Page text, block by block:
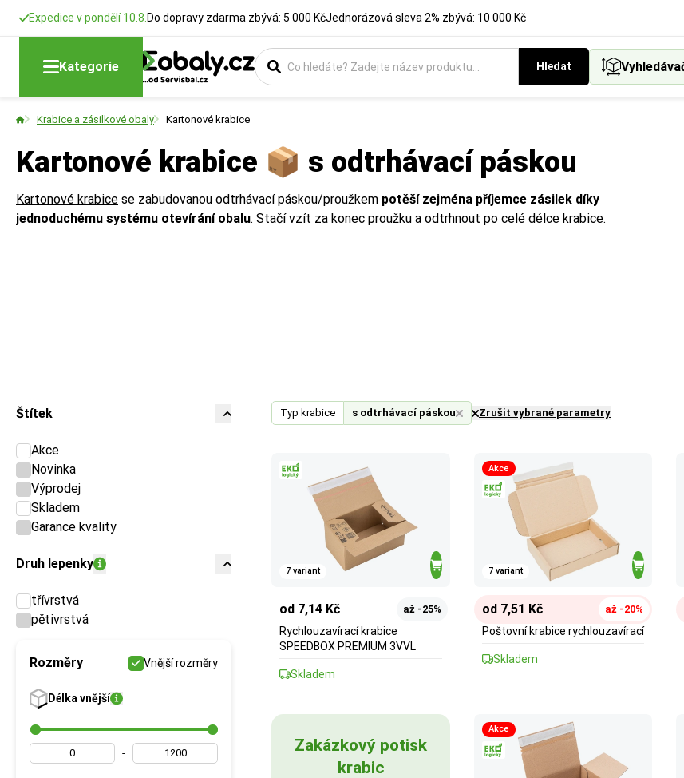
Expedice v pondělí 10.8. Do dopravy zdarma zbývá: 5 000 KčJednorázová sleva 2% zbývá: 10 000 Kč
Kategorie Hledat
Krabice a zásilkové obaly Kartonové krabice
Kartonové krabice 📦 s odtrhávací páskou
Kartonové krabice se zabudovanou odtrhávací páskou/proužkem potěší zejména příjemce zásilek díky
jednoduchému systému otevírání obalu. Stačí vzít za konec proužku a odtrhnout po celé délce krabice.
Štítek
Akce
Novinka
Výprodej
Skladem
Garance kvality
Druh lepenky
třívrstvá
pětivrstvá
Rozměry Vnější rozměry
Délka vnější
-
Typ krabice s odtrhávací páskou Zrušit vybrané parametry
7 variant
od 7,14 Kč až -25%
Rychlouzavírací krabice
SPEEDBOX PREMIUM 3VVL
Skladem
Akce
7 variant
od 7,51 Kč až -20%
Poštovní krabice rychlouzavírací
Skladem
Zakázkový potisk
krabic
Akce